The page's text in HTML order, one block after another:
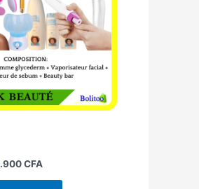
CFA